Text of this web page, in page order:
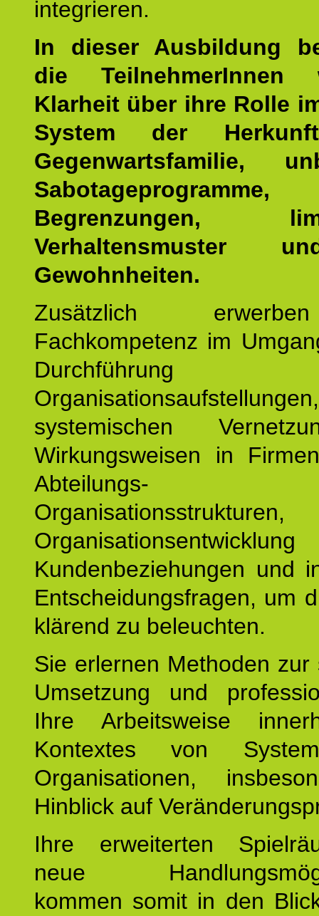
integrieren.
In dieser Ausbildung
die TeilnehmerInnen
Klarheit über ihre Rolle
System der
Gegenwartsfamilie,
Begrenzungen,
Verhaltensmuster
Gewohnheiten.
Zusätzlich
Fachkompetenz im
systemischen
Wirkungsweisen in
Abteilungs-
Kundenbeziehungen und
Entscheidungsfragen, um
klärend zu beleuchten.
Sie erlernen Methoden zur
Umsetzung und
Ihre Arbeitsweise
Kontextes von
Organisationen,
Hinblick auf
Ihre erweiterten
neue
kommen somit in den